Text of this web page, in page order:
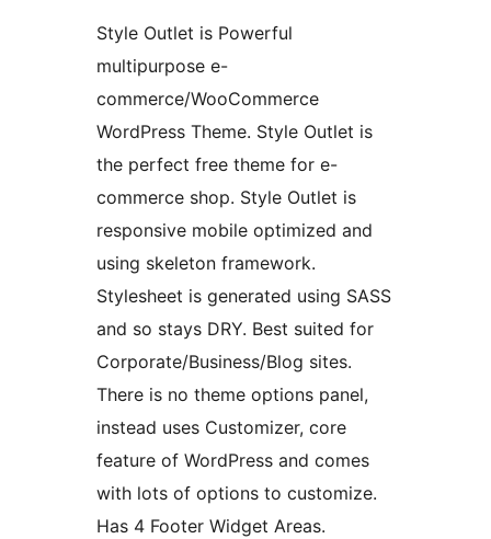
Style Outlet is Powerful
multipurpose e-
commerce/WooCommerce
WordPress Theme. Style Outlet is
the perfect free theme for e-
commerce shop. Style Outlet is
responsive mobile optimized and
using skeleton framework.
Stylesheet is generated using SASS
and so stays DRY. Best suited for
Corporate/Business/Blog sites.
There is no theme options panel,
instead uses Customizer, core
feature of WordPress and comes
with lots of options to customize.
Has 4 Footer Widget Areas.